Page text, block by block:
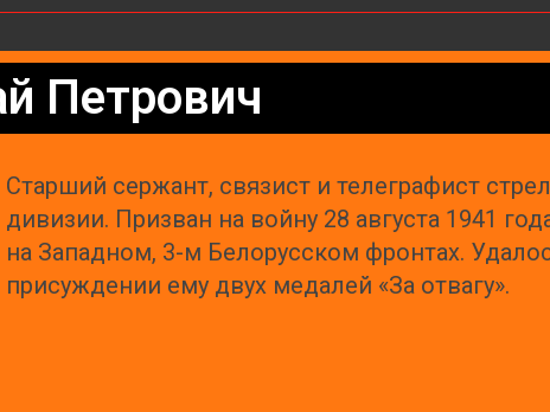
Петрович
Старший сержант, связист и телеграфист
дивизии. Призван на войну 28 августа 1941
на Западном, 3-м Белорусском фронтах.
присуждении ему двух медалей «За отвагу».